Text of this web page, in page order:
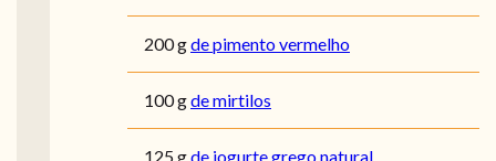
200gde pimento vermelho
100gde mirtilos
125gde iogurte grego natural